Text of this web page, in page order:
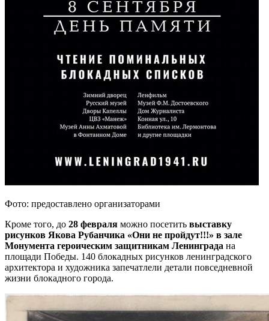
Фото: предоставлено организаторами
Кроме того, до 28 февраля можно посетить выставку
рисунков Якова Рубанчика «Они не пройдут!!!» в зале
Монумента героическим защитникам Ленинграда на
площади Победы. 140 блокадных рисунков ленинградского
архитектора и художника запечатлели детали повседневной
жизни блокадного города.